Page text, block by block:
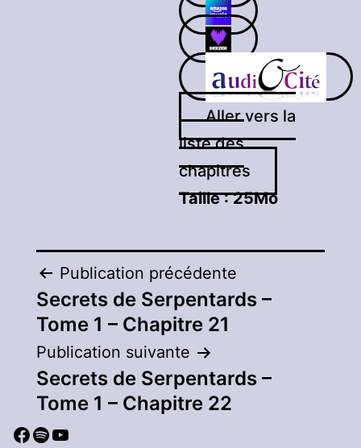
Aller vers la
liste des
chapitres
Taille :25Mo
Navigation
de
l’article
Publication précédente
Secrets de Serpentards –
Tome 1 – Chapitre 21
Publication suivante
Secrets de Serpentards –
Tome 1 – Chapitre 22
Facebook
Spotify
YouTube